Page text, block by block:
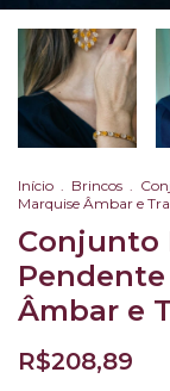
Início Brincos
Marquise Âmbar e
Conjunto
Âmbar e
R$208,89